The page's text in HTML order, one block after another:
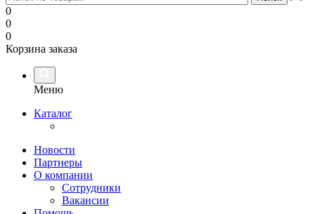
0
0
0
Корзина заказа
Меню
Каталог
Новости
Партнеры
О компании
Сотрудники
Вакансии